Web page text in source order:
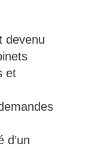
devenu
et
d’un